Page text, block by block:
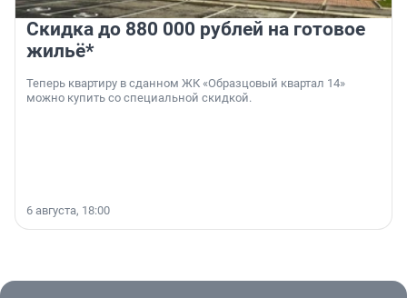
Скидка до 880 000 рублей на готовое
жильё*
Теперь квартиру в сданном ЖК «Образцовый квартал 14»
можно купить со специальной скидкой.
6 августа, 18:00